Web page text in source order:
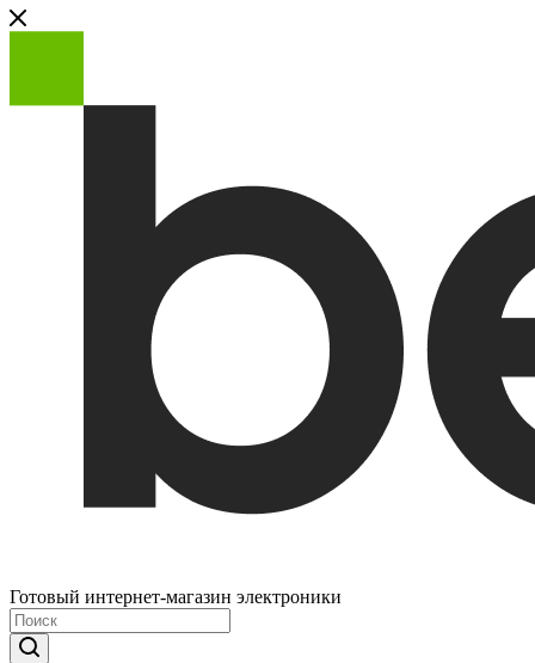
Готовый интернет-магазин электроники